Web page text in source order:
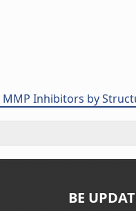
Inhibitors by
BE